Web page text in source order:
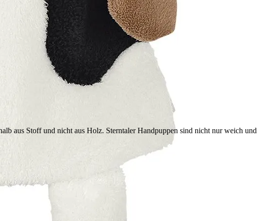
aus Stoff und nicht aus Holz. Sterntaler Handpuppen sind nicht nur weich und